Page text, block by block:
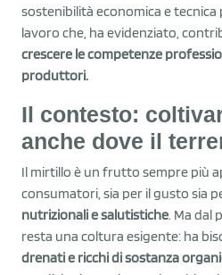
sostenibilità economica e tecnica
lavoro che, ha evidenziato,
crescere le competenze
produttori.
Il contesto:
anche dove il
Il mirtillo è un frutto sempre più
consumatori, sia per il gusto sia
nutrizionali e salutistiche. Ma dal
resta una coltura esigente: ha
drenati e ricchi di sostanza